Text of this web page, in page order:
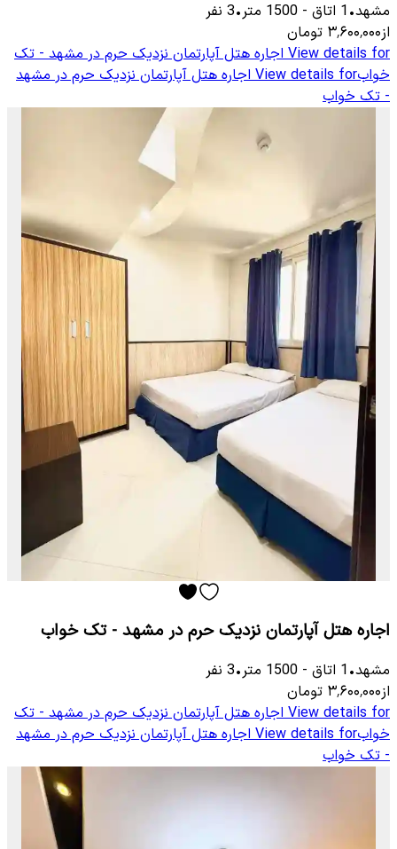
مشهد•
1 اتاق -
1500 متر•
3 نفر
از۳٬۶۰۰٬۰۰۰ تومان
View details for اجاره هتل آپارتمان نزدیک حرم در مشهد - تک
خوابView details for اجاره هتل آپارتمان نزدیک حرم در مشهد
- تک خواب
اجاره هتل آپارتمان نزدیک حرم در مشهد - تک خواب
مشهد•
1 اتاق -
1500 متر•
3 نفر
از۳٬۶۰۰٬۰۰۰ تومان
View details for اجاره هتل آپارتمان نزدیک حرم در مشهد - تک
خوابView details for اجاره هتل آپارتمان نزدیک حرم در مشهد
- تک خواب